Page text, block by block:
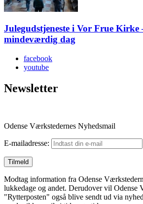
Julegudstjeneste i Vor Frue Kirke
mindeværdig dag
facebook
youtube
Newsletter
Odense Værkstedernes Nyhedsmail
E-mailadresse:
Modtag information fra Odense
lukkedage og andet. Derudover vil Odense
"Rytterposten" også blive sendt ud via